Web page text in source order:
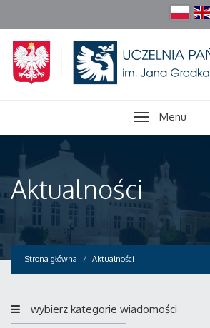
Menu
Aktualności
Strona główna Aktualności
wybierz kategorie wiadomości